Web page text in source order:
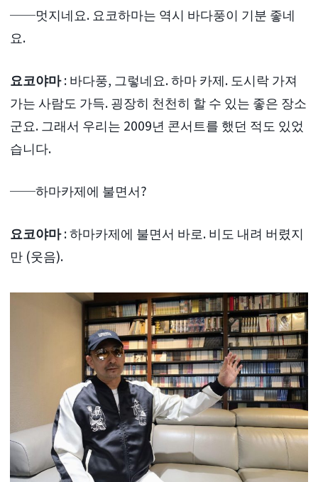
──멋지네요. 요코하마는 역시 바다풍이 기분 좋네
요.
요코야마: 바다풍, 그렇네요. 하마 카제. 도시락 가져
가는 사람도 가득. 굉장히 천천히 할 수 있는 좋은 장소
군요. 그래서 우리는 2009년 콘서트를 했던 적도 있었
습니다.
──하마카제에 불면서?
요코야마: 하마카제에 불면서 바로. 비도 내려 버렸지
만 (웃음).